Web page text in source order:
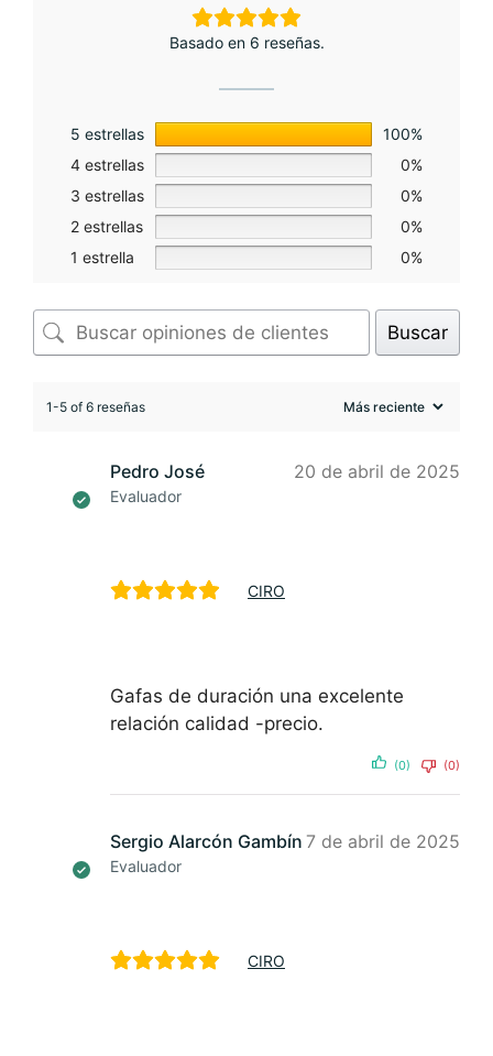
Basado en 6 reseñas.
5 estrellas
100%
4 estrellas
0%
3 estrellas
0%
2 estrellas
0%
1 estrella
0%
Buscar
1-5 of 6 reseñas
Pedro José
Evaluador
20 de abril de 2025
CIRO
Gafas de duración una excelente
relación calidad -precio.
(0) (0)
Sergio Alarcón Gambín
Evaluador
7 de abril de 2025
CIRO